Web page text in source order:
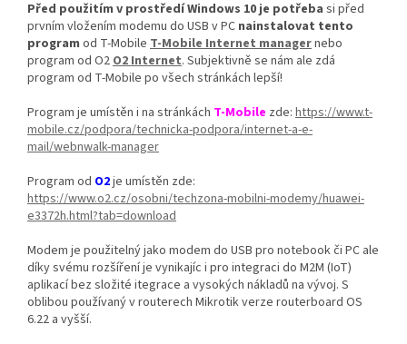
Před použitím v prostředí Windows 10je potřeba si před
prvním vložením modemu do USB v PC nainstalovat tento
program od T-Mobile T-Mobile Internet managernebo
program od O2O2 Internet. Subjektivně se nám ale zdá
program od T-Mobile po všech stránkách lepší!
Program je umístěn i na stránkách T-Mobile zde: https://www.t-
mobile.cz/podpora/technicka-podpora/internet-a-e-
mail/webnwalk-manager
Program od O2je umístěn zde:
https://www.o2.cz/osobni/techzona-mobilni-modemy/huawei-
e3372h.html?tab=download
Modem je použitelný jako modem do USB pro notebook či PC ale
díky svému rozšíření je vynikajíc i pro integraci do M2M (IoT)
aplikací bez složité itegrace a vysokých nákladů na vývoj. S
oblibou používaný v routerech Mikrotik verze routerboard OS
6.22 a vyšší.